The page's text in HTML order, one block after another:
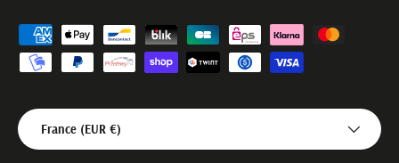
Moyens de paiement acceptés
Pays
France (EUR €)